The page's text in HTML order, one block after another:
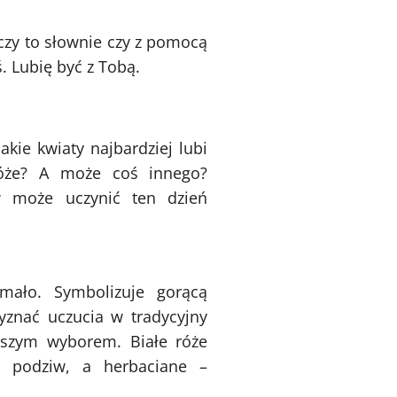
to słownie czy z pomocą
Lubię być z Tobą.
kwiaty najbardziej lubi
A może coś innego?
może uczynić ten dzień
Symbolizuje gorącą
uczucia w tradycyjny
wyborem. Białe róże
podziw, a herbaciane –